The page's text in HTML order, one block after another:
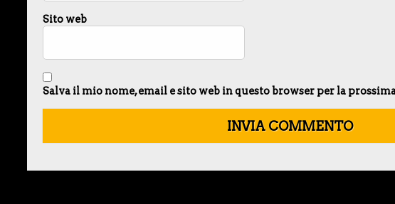
Sito web
Salva il mio nome, email e sito web in questo browser per la